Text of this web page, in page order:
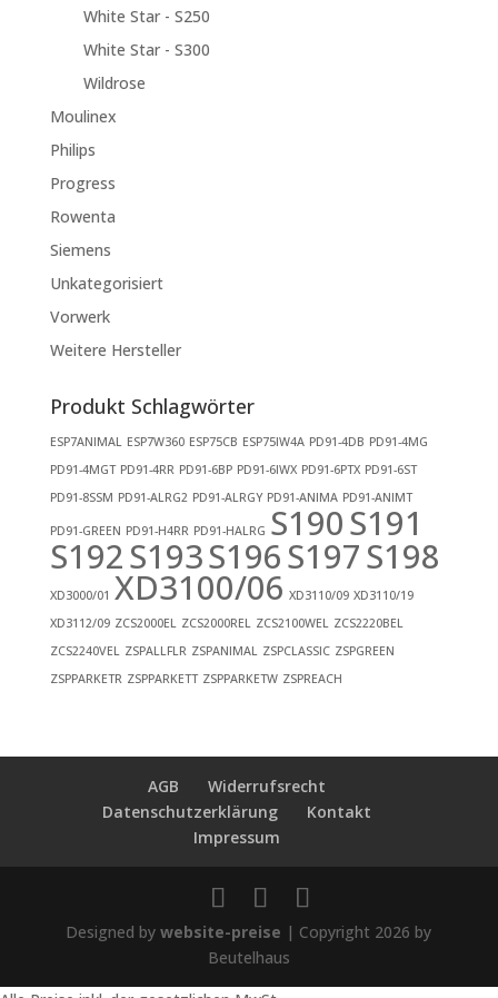
White Star - S250
White Star - S300
Wildrose
Moulinex
Philips
Progress
Rowenta
Siemens
Unkategorisiert
Vorwerk
Weitere Hersteller
Produkt Schlagwörter
ESP7ANIMAL ESP7W360 ESP75CB ESP75IW4A PD91-4DB PD91-4MG
PD91-4MGT PD91-4RR PD91-6BP PD91-6IWX PD91-6PTX PD91-6ST
PD91-8SSM PD91-ALRG2 PD91-ALRGY PD91-ANIMA PD91-ANIMT
PD91-GREEN PD91-H4RR PD91-HALRG S190S191
S192S193S196S197S198
XD3000/01 XD3100/06 XD3110/09 XD3110/19
XD3112/09 ZCS2000EL ZCS2000REL ZCS2100WEL ZCS2220BEL
ZCS2240VEL ZSPALLFLR ZSPANIMAL ZSPCLASSIC ZSPGREEN
ZSPPARKETR ZSPPARKETT ZSPPARKETW ZSPREACH
AGB
Widerrufsrecht
Datenschutzerklärung
Kontakt
Impressum
Designed bywebsite-preise | Copyright 2026 by
Beutelhaus